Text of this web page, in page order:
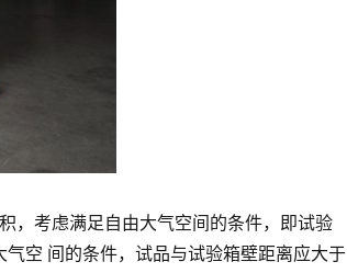
，考虑满足自由大气空间的条件，即试验
空 间的条件，试品与试验箱壁距离应大于